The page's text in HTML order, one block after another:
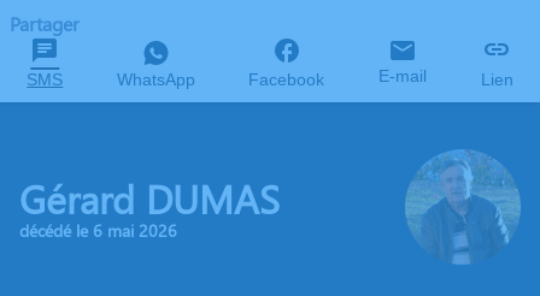
Partager
SMS WhatsApp Facebook E-mail Lien
Gérard DUMAS
décédé le 6 mai 2026